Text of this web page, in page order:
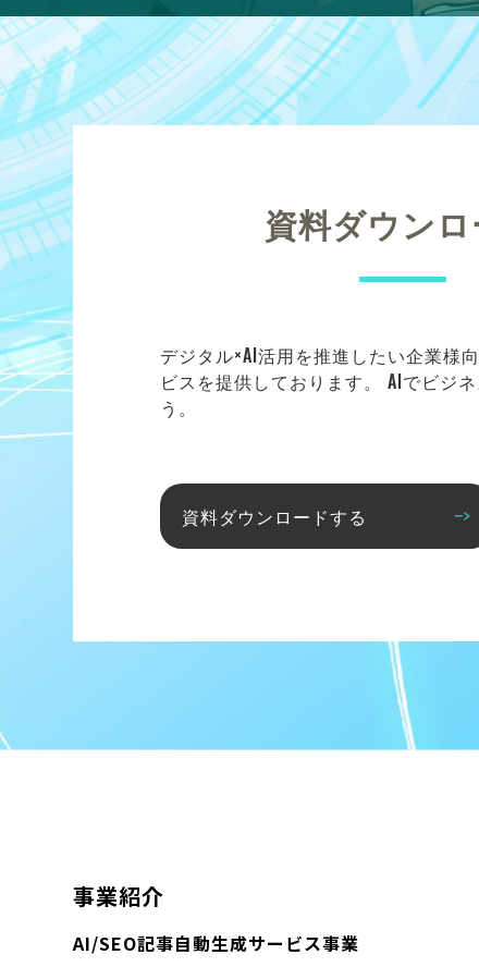
資料ダウンロ
デジタル×AI活用を推進したい企業様
ビスを提供しております。 AIでビジ
う。
資料ダウンロードする
事業紹介
AI/SEO記事自動生成サービス事業